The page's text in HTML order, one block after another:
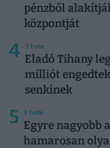
pénzből
központját
4 3 hete
Eladó Tihany
milliót
senkinek
5 3 hete
Egyre nagyobb
hamarosan